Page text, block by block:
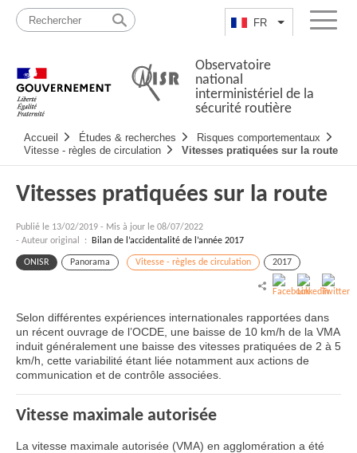
Passer
contenu
FR Lister lesMenu
Observatoire
national
interministériel de la
sécurité routière
principale
Accueil Études & recherches
Risques comportementaux
Vitesse - règles de circulation
Vitesses pratiquées sur la route
Vitesses pratiquées sur la route
Publié le 13/02/2019 - Mis à jour le 08/07/2022
- Auteur original :
Bilan de l’accidentalité de l’année 2017
ONISR Panorama Vitesse - règles de circulation 2017
Selon différentes expériences internationales rapportées dans
un récent ouvrage de l’OCDE, une baisse de 10 km/h de la VMA
induit généralement une baisse des vitesses pratiquées de 2 à 5
km/h, cette variabilité étant liée notamment aux actions de
communication et de contrôle associées.
Vitesse maximale autorisée
La vitesse maximale autorisée (VMA) en agglomération a été